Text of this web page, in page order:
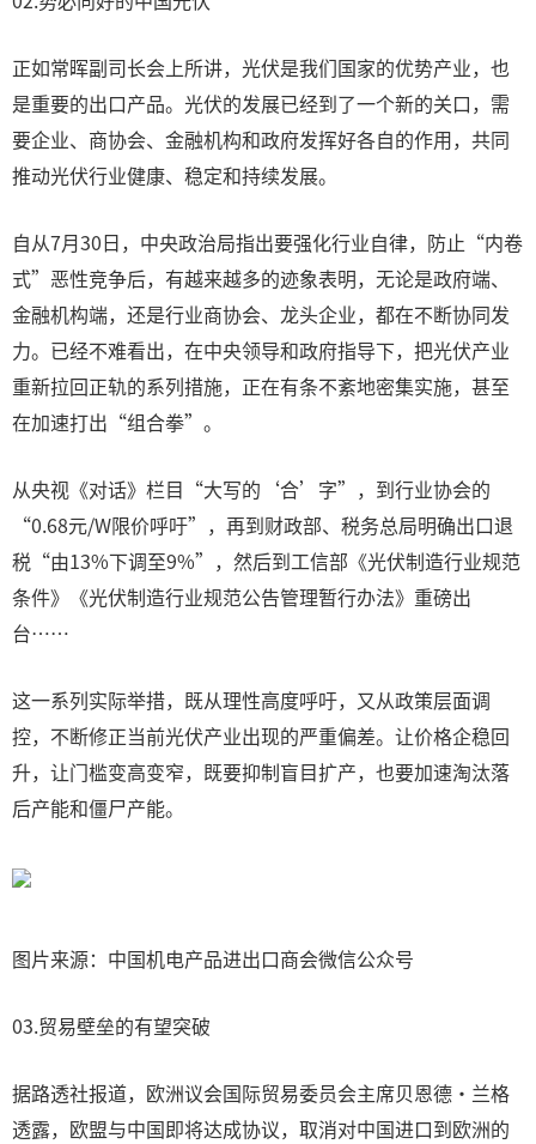
正如常晖副司长会上所讲，光伏是我们国家的优势产业，也
是重要的出口产品。光伏的发展已经到了一个新的关口，需
要企业、商协会、金融机构和政府发挥好各自的作用，共同
推动光伏行业健康、稳定和持续发展。
自从7月30日，中央政治局指出要强化行业自律，防止“内卷
式”恶性竞争后，有越来越多的迹象表明，无论是政府端、
金融机构端，还是行业商协会、龙头企业，都在不断协同发
力。已经不难看出，在中央领导和政府指导下，把光伏产业
重新拉回正轨的系列措施，正在有条不紊地密集实施，甚至
在加速打出“组合拳”。
从央视《对话》栏目“大写的‘合’字”，到行业协会的
“0.68元/W限价呼吁”，再到财政部、税务总局明确出口退
税“由13%下调至9%”，然后到工信部《光伏制造行业规范
条件》《光伏制造行业规范公告管理暂行办法》重磅出
台……
这一系列实际举措，既从理性高度呼吁，又从政策层面调
控，不断修正当前光伏产业出现的严重偏差。让价格企稳回
升，让门槛变高变窄，既要抑制盲目扩产，也要加速淘汰落
后产能和僵尸产能。
图片来源：中国机电产品进出口商会微信公众号
03.贸易壁垒的有望突破
据路透社报道，欧洲议会国际贸易委员会主席贝恩德·兰格
透露，欧盟与中国即将达成协议，取消对中国进口到欧洲的